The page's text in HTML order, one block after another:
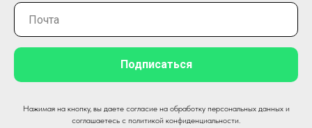
Подписаться
Нажимая на кнопку, вы даете согласие на обработку персональных данных и
соглашаетесь c политикой конфиденциальности.